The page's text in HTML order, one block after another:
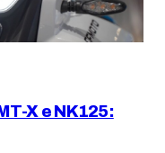
X e NK125: